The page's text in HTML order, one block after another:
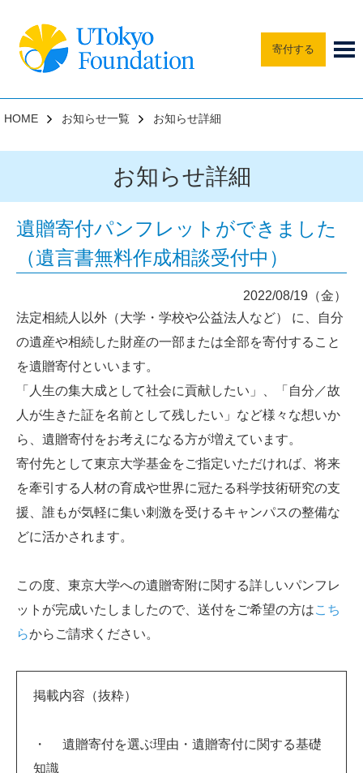
寄付する
HOME お知らせ一覧 お知らせ詳細
お知らせ詳細
遺贈寄付パンフレットができました
（遺言書無料作成相談受付中）
2022/08/19（金）
法定相続人以外（大学・学校や公益法人など） に、自分
の遺産や相続した財産の一部または全部を寄付すること
を遺贈寄付といいます。
「人生の集大成として社会に貢献したい」、「自分／故
人が生きた証を名前として残したい」など様々な想いか
ら、遺贈寄付をお考えになる方が増えています。
寄付先として東京大学基金をご指定いただければ、将来
を牽引する人材の育成や世界に冠たる科学技術研究の支
援、誰もが気軽に集い刺激を受けるキャンパスの整備な
どに活かされます。
この度、東京大学への遺贈寄附に関する詳しいパンフレ
ットが完成いたしましたので、送付をご希望の方はこち
らからご請求ください。
掲載内容（抜粋）
・ 遺贈寄付を選ぶ理由・遺贈寄付に関する基礎
知識